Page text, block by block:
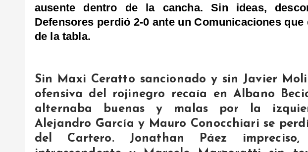
ausente dentro de la cancha. Sin ideas,
Defensores perdió 2-0 ante un Comunicaciones
de la tabla.
Sin Maxi Ceratto sancionado y sin Javier
ofensiva del rojinegro recaía en Albano
alternaba buenas y malas por la
Alejandro García y Mauro Conocchiari se
del Cartero. Jonathan Páez impreciso,